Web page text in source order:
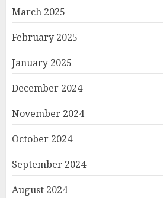
March 2025
February 2025
January 2025
December 2024
November 2024
October 2024
September 2024
August 2024